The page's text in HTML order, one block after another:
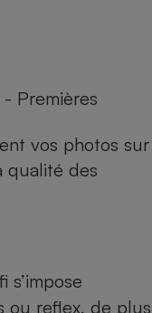
- Premières
vos photos sur
qualité des
s’impose
ou reflex, de plus